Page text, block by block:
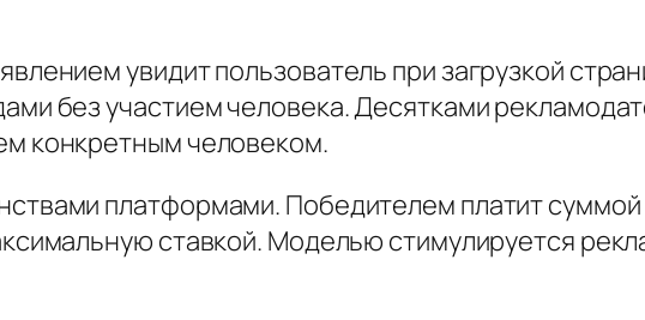
увидит пользователь при загрузкой
без участием человека. Десятками
конкретным человеком.
платформами. Победителем платит
ставкой. Моделью стимулируется